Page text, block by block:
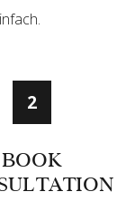
2
BOOK